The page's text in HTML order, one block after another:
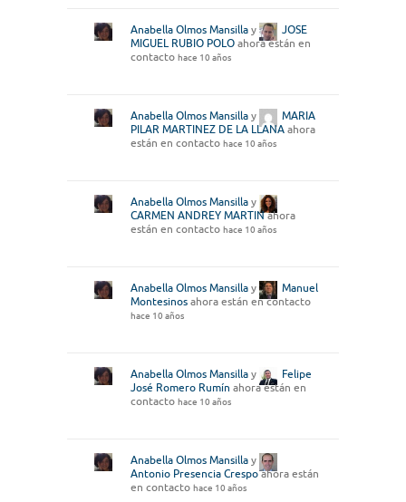
Anabella Olmos Mansilla y
JOSE
MIGUEL RUBIO POLO ahora están en
contacto hace 10 años
Anabella Olmos Mansilla y
MARIA
PILAR MARTINEZ DE LA LLANA ahora
están en contacto hace 10 años
Anabella Olmos Mansilla y
CARMEN ANDREY MARTINahora
están en contacto hace 10 años
Anabella Olmos Mansilla y
Manuel
Montesinos ahora están en contacto
hace 10 años
Anabella Olmos Mansilla y
Felipe
José Romero Rumín ahora están en
contacto hace 10 años
Anabella Olmos Mansilla y
Antonio Presencia Crespoahora están
en contacto hace 10 años